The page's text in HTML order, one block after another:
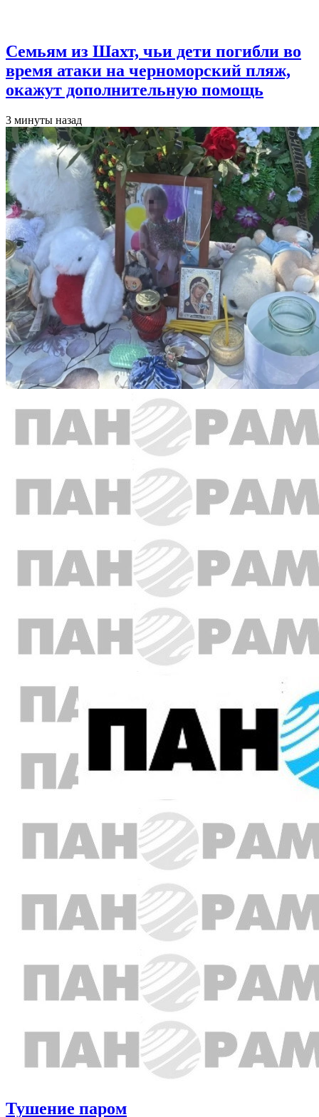
Семьям из Шахт, чьи дети погибли во
время атаки на черноморский пляж,
окажут дополнительную помощь
3 минуты назад
Тушение паром